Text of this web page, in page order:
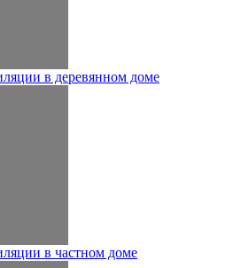
в деревянном доме
в частном доме